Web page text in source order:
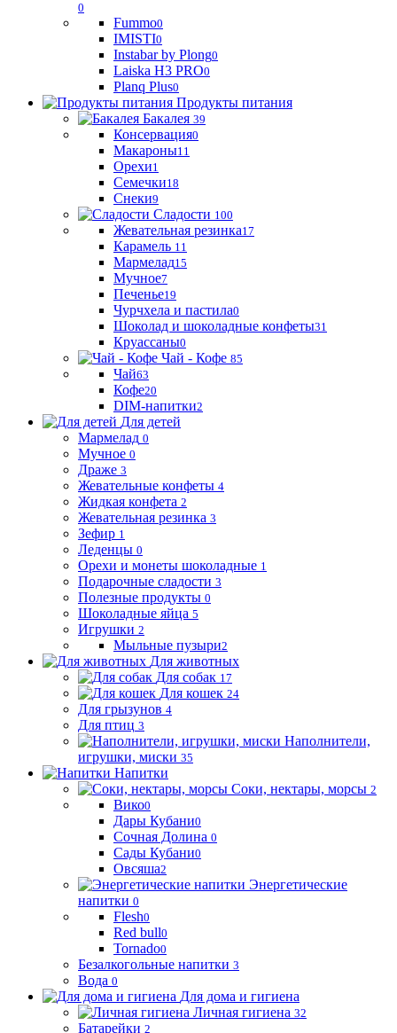
0
Fummo0
IMISTI0
Instabar by Plong0
Laiska H3 PRO0
Planq Plus0
Продукты питания
Бакалея 39
Консервация0
Макароны11
Орехи1
Семечки18
Снеки9
Сладости 100
Жевательная резинка17
Карамель 11
Мармелад15
Мучное7
Печенье19
Чурчхела и пастила0
Шоколад и шоколадные конфеты31
Круассаны0
Чай - Кофе 85
Чай63
Кофе20
DIM-напитки2
Для детей
Мармелад 0
Мучное 0
Драже 3
Жевательные конфеты 4
Жидкая конфета 2
Жевательная резинка 3
Зефир 1
Леденцы 0
Орехи и монеты шоколадные 1
Подарочные сладости 3
Полезные продукты 0
Шоколадные яйца 5
Игрушки 2
Мыльные пузыри2
Для животных
Для собак 17
Для кошек 24
Для грызунов 4
Для птиц 3
Наполнители,
игрушки, миски 35
Напитки
Соки, нектары, морсы 2
Вико0
Дары Кубани0
Сочная Долина 0
Сады Кубани0
Овсяша2
Энергетические
напитки 0
Flesh0
Red bull0
Tornado0
Безалкогольные напитки 3
Вода 0
Для дома и гигиена
Личная гигиена 32
Батарейки 2